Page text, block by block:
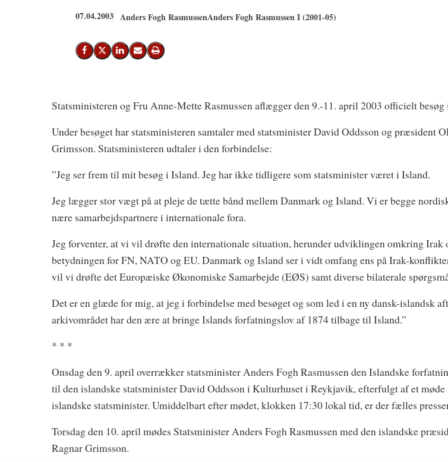
07.04.2003 Anders Fogh RasmussenAnders Fogh Rasmussen I (2001-05)
Del på Facebook
Del på X (Twitter)
Del på LinkedIn
Send email
Print
Statsministeren og Fru Anne-Mette Rasmussen aflægger den 9.-11. april 2003 officielt besøg
Under besøget har statsministeren samtaler med statsminister David Oddsson og præsident
Grimsson. Statsministeren udtaler i den forbindelse:
”Jeg ser frem til mit besøg i Island. Jeg har ikke tidligere som statsminister været i Island.
Jeg lægger stor vægt på at pleje de tætte bånd mellem Danmark og Island. Vi er begge
nære samarbejdspartnere i internationale fora.
Jeg forventer, at vi vil drøfte den internationale situation, herunder udviklingen omkring Irak
betydningen for FN, NATO og EU. Danmark og Island ser i vidt omfang ens på Irak-
vil vi drøfte det Europæiske Økonomiske Samarbejde (EØS) samt diverse bilaterale
Det er en glæde for mig, at jeg i forbindelse med besøget og som led i en ny dansk-islandsk
arkivområdet har den ære at bringe Islands forfatningslov af 1874 tilbage til Island.”
* * *
Onsdag den 9. april overrækker statsminister Anders Fogh Rasmussen den Islandske
til den islandske statsminister David Oddsson i Kulturhuset i Reykjavik, efterfulgt af et møde
islandske statsminister. Umiddelbart efter mødet, klokken 17:30 lokal tid, er der fælles
Torsdag den 10. april mødes Statsminister Anders Fogh Rasmussen med den islandske
Ragnar Grimsson.